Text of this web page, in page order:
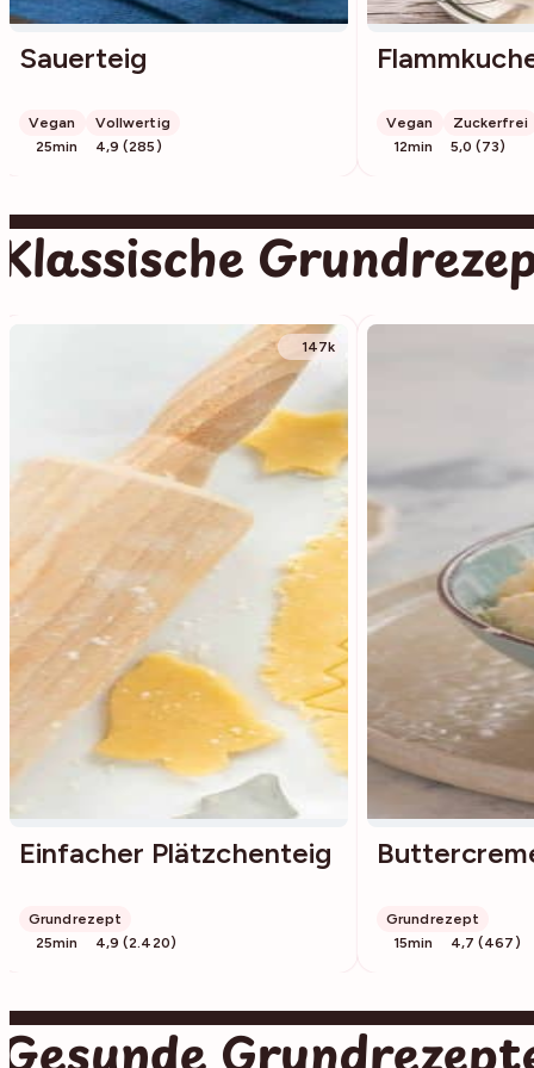
Sauerteig
Vegan
Vollwertig
25min
4,9 (285)
Vegan
Zuckerfrei
12min
5,0 (73)
Klassische
147k
Einfacher Plätzchenteig
Grundrezept
25min
4,9 (2.420)
Grundrezept
15min
4,7 (467)
Gesunde